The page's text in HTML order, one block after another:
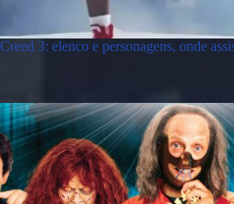
Creed 3: elenco e personagens, onde